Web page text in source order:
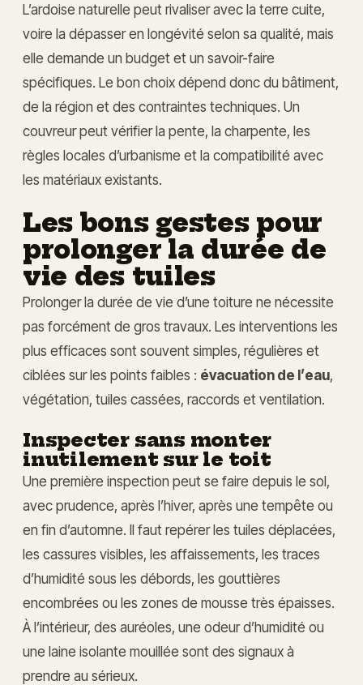
L’ardoise naturelle peut rivaliser avec la terre cuite,
voire la dépasser en longévité selon sa qualité, mais
elle demande un budget et un savoir-faire
spécifiques. Le bon choix dépend donc du bâtiment,
de la région et des contraintes techniques. Un
couvreur peut vérifier la pente, la charpente, les
règles locales d’urbanisme et la compatibilité avec
les matériaux existants.
Les bons gestes pour
prolonger la durée de
vie des tuiles
Prolonger la durée de vie d’une toiture ne nécessite
pas forcément de gros travaux. Les interventions les
plus efficaces sont souvent simples, régulières et
ciblées sur les points faibles : évacuation de l’eau,
végétation, tuiles cassées, raccords et ventilation.
Inspecter sans monter
inutilement sur le toit
Une première inspection peut se faire depuis le sol,
avec prudence, après l’hiver, après une tempête ou
en fin d’automne. Il faut repérer les tuiles déplacées,
les cassures visibles, les affaissements, les traces
d’humidité sous les débords, les gouttières
encombrées ou les zones de mousse très épaisses.
À l’intérieur, des auréoles, une odeur d’humidité ou
une laine isolante mouillée sont des signaux à
prendre au sérieux.